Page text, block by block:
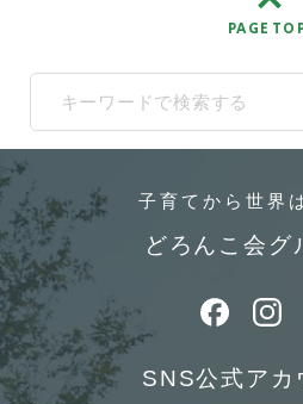
PAGE
子育てから 世界
どろんこ会グ
別ウィン
別
SNS公式アカ